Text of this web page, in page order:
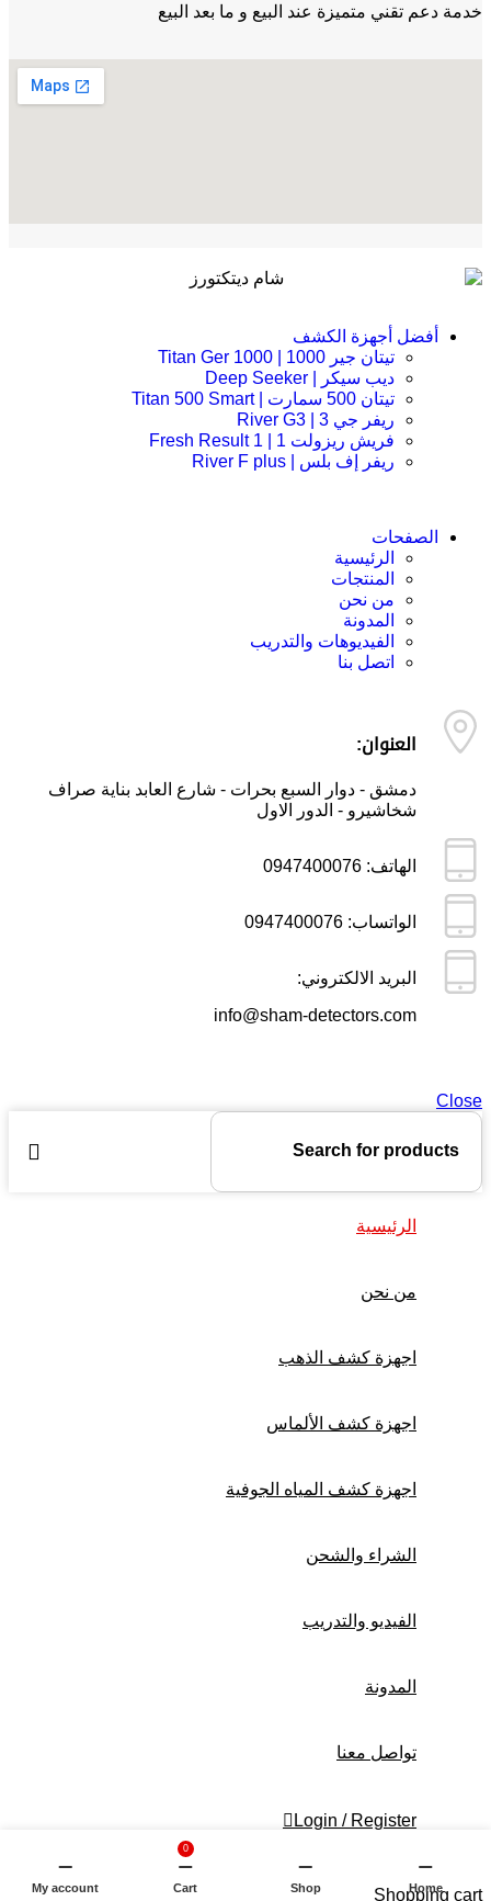
خدمة دعم تقني متميزة عند البيع و ما بعد البيع
أفضل أجهزة الكشف
تيتان جير 1000 | Titan Ger 1000
ديب سيكر | Deep Seeker
تيتان 500 سمارت | Titan 500 Smart
ريفر جي 3 | River G3
فريش ريزولت 1 | Fresh Result 1
ريفر إف بلس | River F plus
الصفحات
الرئيسية
المنتجات
من نحن
المدونة
الفيديوهات والتدريب
اتصل بنا
العنوان:
دمشق - دوار السبع بحرات - شارع العابد بناية صراف
شخاشيرو - الدور الاول
الهاتف: 0947400076
الواتساب: 0947400076
البريد الالكتروني:
info@sham-detectors.com
Close
الرئيسية
من نحن
اجهزة كشف الذهب
اجهزة كشف الألماس
اجهزة كشف المياه الجوفية
الشراء والشحن
الفيديو والتدريب
المدونة
تواصل معنا
Login / Register
Shopping cart
Home
Shop
0
Cart
My account